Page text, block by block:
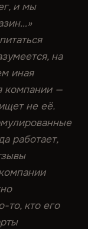
и мы
на
иная
компании —
не её.
работает,
то, кто его